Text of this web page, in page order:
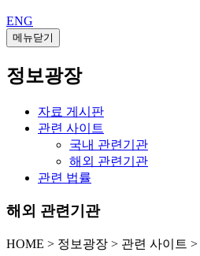
ENG
메뉴닫기
정보광장
자료 게시판
관련 사이트
국내 관련기관
해외 관련기관
관련 법률
해외 관련기관
HOME > 정보광장 > 관련 사이트 >